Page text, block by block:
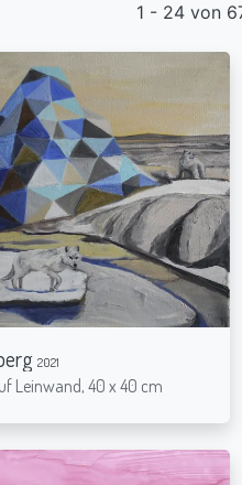
1 - 24 von
2021
Leinwand, 40 x 40 cm